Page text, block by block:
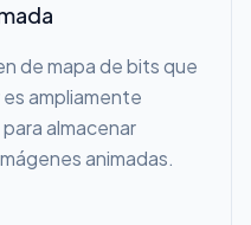
de mapa de bits que
ampliamente
almacenar
animadas.